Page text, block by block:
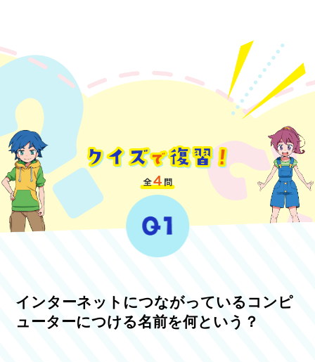
インターネットにつながっているコンピ
ューターにつける名前を何という？